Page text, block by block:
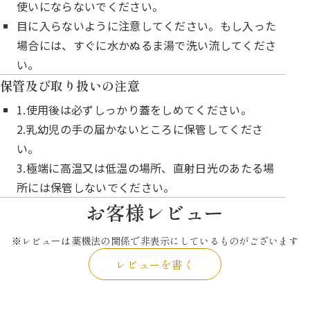
使いにならないでください。
目に入らないように注意してください。もし入った
場合には、すぐに水かぬるま湯で洗い流してくださ
い。
保管及び取り扱いの注意
1.使用後は必ずしっかり蓋をしめてください。
2.乳幼児の手の届かないところに保管してくださ
い。
3.極端に高温又は低温の場所、直射日光のあたる場
所には保管しないでください。
お客様レビュー
※レビューは薬機法の関係で非表示にしているものがございます
レビューを書く